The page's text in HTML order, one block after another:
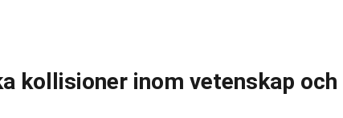
kollisioner inom vetenskap och